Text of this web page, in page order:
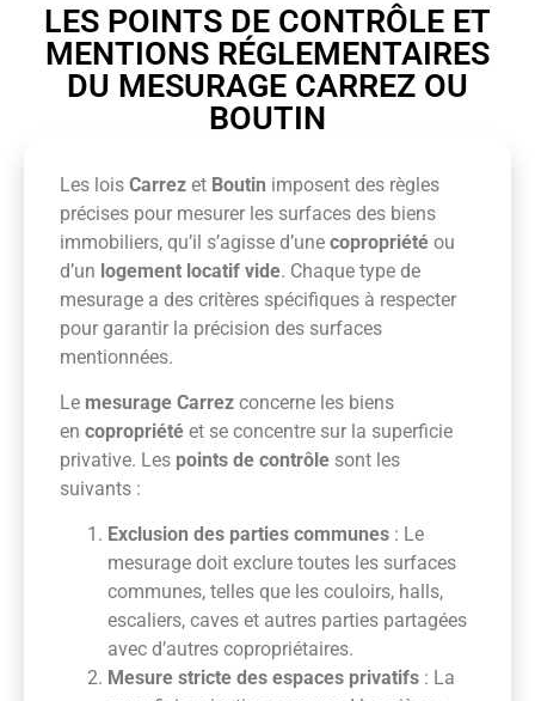
LES POINTS DE CONTRÔLE ET
MENTIONS RÉGLEMENTAIRES
DU MESURAGE CARREZ OU
BOUTIN
Les lois Carrez et Boutin imposent des règles
précises pour mesurer les surfaces des biens
immobiliers, qu’il s’agisse d’une copropriété ou
d’un logement locatif vide. Chaque type de
mesurage a des critères spécifiques à respecter
pour garantir la précision des surfaces
mentionnées.
Le mesurage Carrez concerne les biens
en copropriété et se concentre sur la superficie
privative. Les points de contrôle sont les
suivants :
Exclusion des parties communes : Le
mesurage doit exclure toutes les surfaces
communes, telles que les couloirs, halls,
escaliers, caves et autres parties partagées
avec d’autres copropriétaires.
Mesure stricte des espaces privatifs : La